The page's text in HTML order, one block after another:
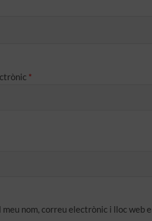
*
meu nom, correu electrònic i lloc web